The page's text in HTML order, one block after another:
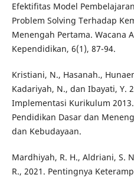
Efektifitas Model
Problem Solving Terhadap
Menengah Pertama. Wacana
Kependidikan, 6(1), 87-94.
Kristiani, N., Hasanah.,
Kadariyah, N., dan Ibayati, Y.
Implementasi Kurikulum
Pendidikan Dasar dan
dan Kebudayaan.
Mardhiyah, R. H., Aldriani, S.
R., 2021. Pentingnya